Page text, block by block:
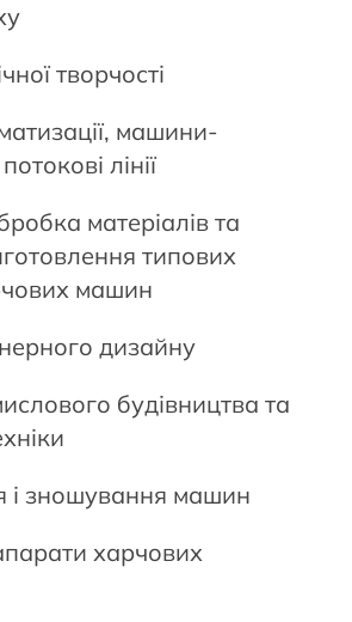
творчості
машини-
лінії
матеріалів та
типових
машин
дизайну
будівництва та
і зношування машин
харчових